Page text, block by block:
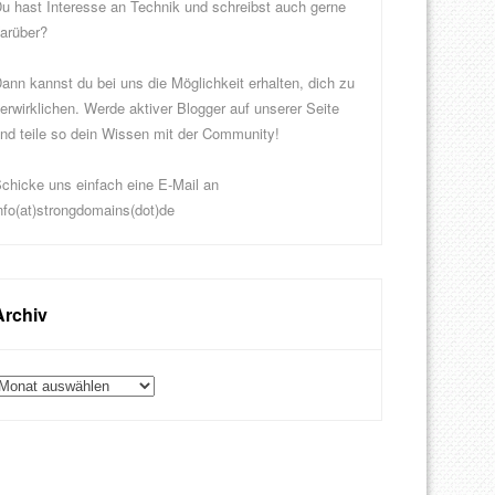
hast Interesse an Technik und schreibst auch gerne
kannst du bei uns die Möglichkeit erhalten, dich zu
Werde aktiver Blogger auf unserer Seite
teile so dein Wissen mit der Community!
uns einfach eine E-Mail an